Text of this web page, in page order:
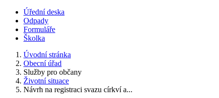
Úřední deska
Odpady
Formuláře
Školka
Úvodní stránka
Obecní úřad
Služby pro občany
Životní situace
Návrh na registraci svazu církví a...